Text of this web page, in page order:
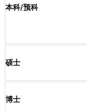
本科/预科
硕士
博士